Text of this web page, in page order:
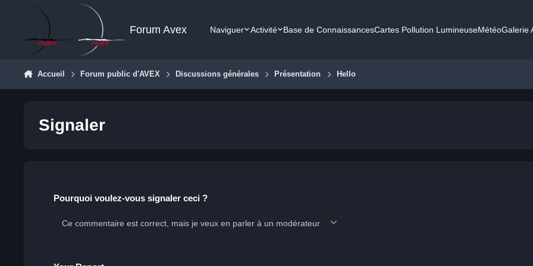
Aller au contenu
Forum Avex Naviguer Activité Base de ConnaissancesCartes Pollution LumineuseMétéoGalerie
Accueil Forum public d'AVEX Discussions générales Présentation Hello
Signaler
Pourquoi voulez-vous signaler ceci ?